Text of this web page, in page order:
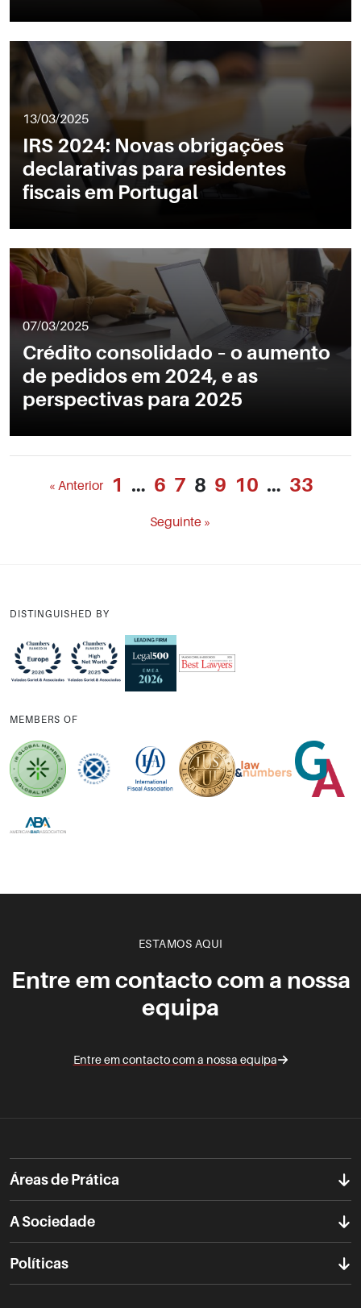
13/03/2025
IRS 2024: Novas obrigações
declarativas para residentes
fiscais em Portugal
07/03/2025
Crédito consolidado – o aumento
de pedidos em 2024, e as
perspectivas para 2025
« Anterior 1 … 6 7 8 9 10 … 33
Seguinte »
DISTINGUISHED BY
MEMBERS OF
ESTAMOS AQUI
Entre em contacto com a nossa
equipa
Entre em contacto com a nossa equipa
Áreas de Prática
A Sociedade
Políticas